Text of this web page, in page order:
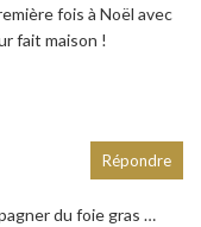
fois à Noël avec
fait maison !
du foie gras …
Répondre